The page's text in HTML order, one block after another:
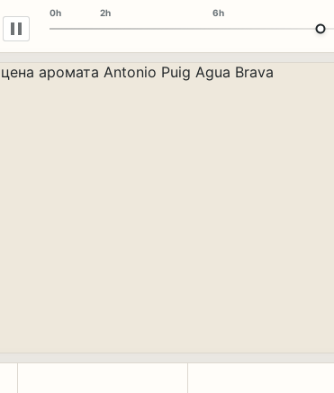
0h 2h 6h